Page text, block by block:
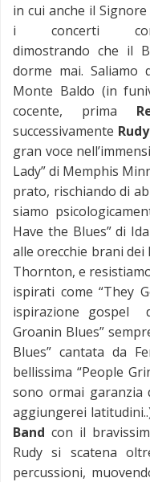
in cui anche il
i concerti
dimostrando che il
dorme mai. Saliamo
Monte Baldo (in
cocente, prima
successivamente
gran voce
Lady” di Memphis
prato, rischiando di
siamo
Have the Blues” di
alle orecchie brani dei
Thornton, e
ispirati come “They
ispirazione gospel
Groanin Blues”
Blues” cantata da
bellissima “People
sono ormai
aggiungerei
Band con il
Rudy si scatena
percussioni,